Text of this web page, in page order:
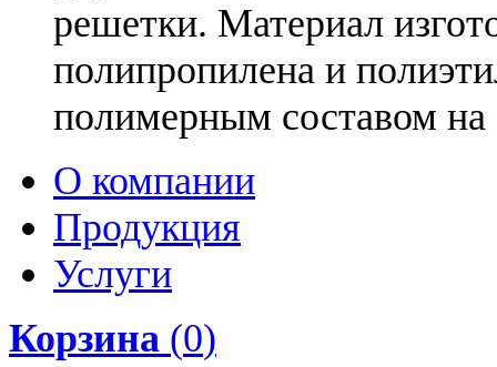
решетки. Материал
полипропилена и
полимерным составом на
О компании
Продукция
Услуги
Корзина (0)